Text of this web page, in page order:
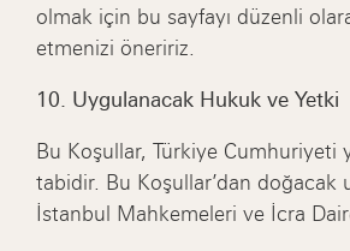
olmak için bu sayfayı düzenli
etmenizi öneririz.
10. Uygulanacak Hukuk ve Yetki
Bu Koşullar, Türkiye Cumhuriyeti
tabidir. Bu Koşullar’dan doğacak
İstanbul Mahkemeleri ve İcra